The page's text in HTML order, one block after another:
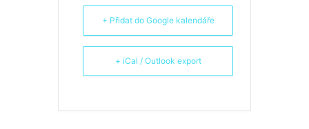
+ Přidat do Google kalendáře
+ iCal / Outlook export